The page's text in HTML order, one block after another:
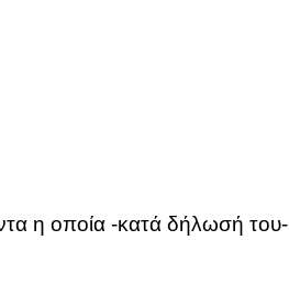
η οποία -κατά δήλωσή του-